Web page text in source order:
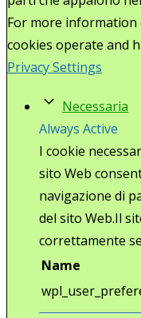
For more
cookies operate and
Privacy Settings
Necessaria
Always Active
I cookie
sito Web
navigazione di
del sito Web.Il
correttamente
Name